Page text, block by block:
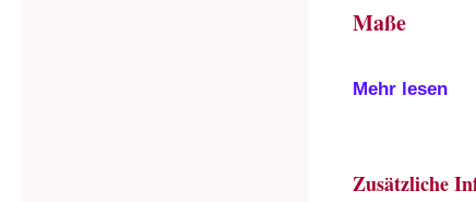
Maße
Mehr lesen
Zusätzliche